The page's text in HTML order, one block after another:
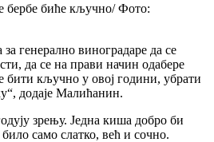
бербе биће кључно/ Фото:
генерално виноградаре да се
да се на прави начин одабере
бити кључно у овој години, убрати
додаје Малићанин.
зрењу. Једна киша добро би
само слатко, већ и сочно.